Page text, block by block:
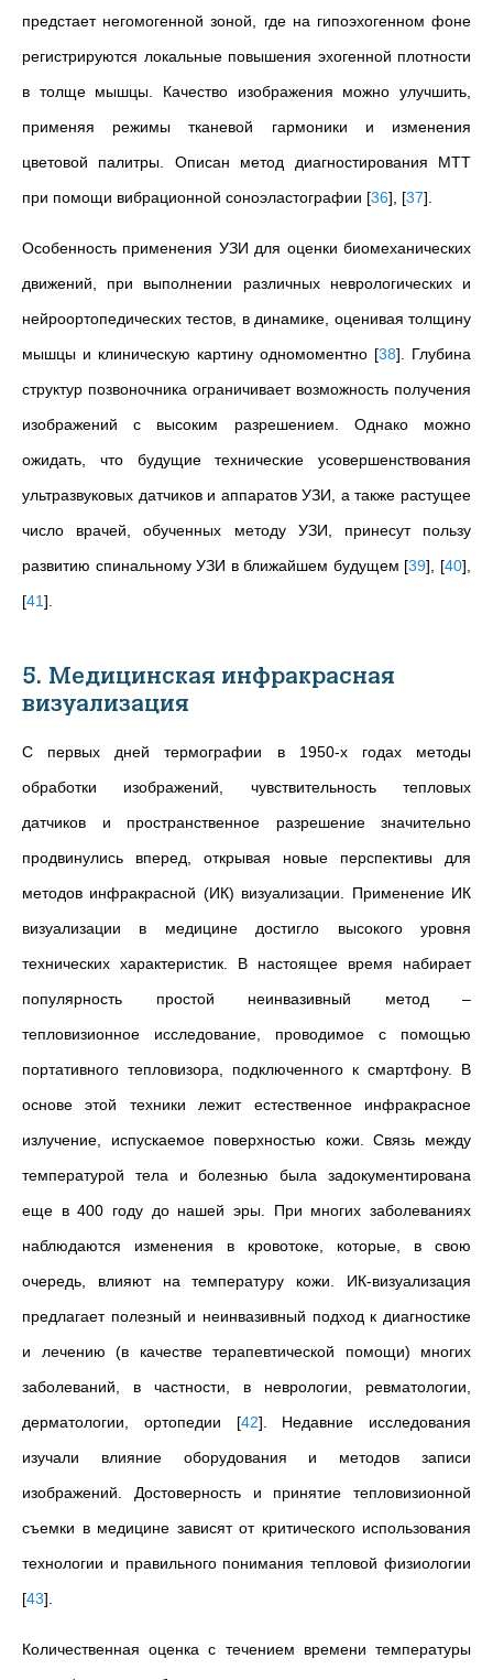
предстает негомогенной зоной, где на гипоэхогенном фоне
регистрируются локальные повышения эхогенной плотности
в толще мышцы. Качество изображения можно улучшить,
применяя режимы тканевой гармоники и изменения
цветовой палитры. Описан метод диагностирования МТТ
при помощи вибрационной соноэластографии [36] [37]
Особенность применения УЗИ для оценки биомеханических
движений, при выполнении различных неврологических и
нейроортопедических тестов, в динамике, оценивая толщину
мышцы и клиническую картину одномоментно [38] . Глубина
структур позвоночника ограничивает возможность получения
изображений с высоким разрешением. Однако можно
ожидать, что будущие технические усовершенствования
ультразвуковых датчиков и аппаратов УЗИ, а также растущее
число врачей, обученных методу УЗИ, принесут пользу
развитию спинальному УЗИ в ближайшем будущем [39] [40]
[41]
5. Медицинская инфракрасная
визуализация
С первых дней термографии в 1950-х годах методы
обработки изображений, чувствительность тепловых
датчиков и пространственное разрешение значительно
продвинулись вперед, открывая новые перспективы для
методов инфракрасной (ИК) визуализации. Применение ИК
визуализации в медицине достигло высокого уровня
технических характеристик. В настоящее время набирает
популярность простой неинвазивный метод –
тепловизионное исследование, проводимое с помощью
портативного тепловизора, подключенного к смартфону. В
основе этой техники лежит естественное инфракрасное
излучение, испускаемое поверхностью кожи. Связь между
температурой тела и болезнью была задокументирована
еще в 400 году до нашей эры. При многих заболеваниях
наблюдаются изменения в кровотоке, которые, в свою
очередь, влияют на температуру кожи. ИК-визуализация
предлагает полезный и неинвазивный подход к диагностике
и лечению (в качестве терапевтической помощи) многих
заболеваний, в частности, в неврологии, ревматологии,
дерматологии, ортопедии [42] . Недавние исследования
изучали влияние оборудования и методов записи
изображений. Достоверность и принятие тепловизионной
съемки в медицине зависят от критического использования
технологии и правильного понимания тепловой физиологии
[43]
Количественная оценка с течением времени температуры